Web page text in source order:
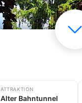
ATTRAKTION
Alter Bahntunnel